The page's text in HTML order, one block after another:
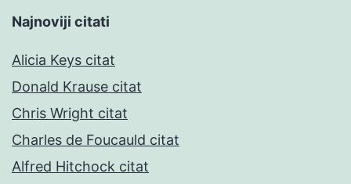
Najnoviji citati
Alicia Keys citat
Donald Krause citat
Chris Wright citat
Charles de Foucauld citat
Alfred Hitchock citat